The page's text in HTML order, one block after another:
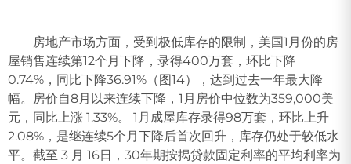
房地产市场方面，受到极低库存的限制，美国1月份的房
屋销售连续第12个月下降，录得400万套，环比下降
0.74%，同比下降36.91%（图14），达到过去一年最大降
幅。房价自8月以来连续下降，1月房价中位数为359,000美
元，同比上涨 1.33%。 1月成屋库存录得98万套，环比上升
2.08%，是继连续5个月下降后首次回升，库存仍处于较低水
平。截至 3 月 16日，30年期按揭贷款固定利率的平均利率为